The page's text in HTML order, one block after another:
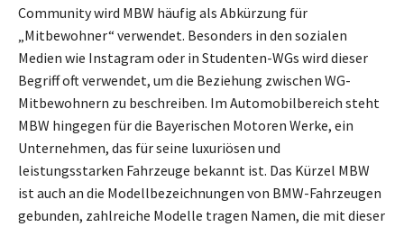
Community wird MBW häufig als Abkürzung für
„Mitbewohner“ verwendet. Besonders in den sozialen
Medien wie Instagram oder in Studenten-WGs wird dieser
Begriff oft verwendet, um die Beziehung zwischen WG-
Mitbewohnern zu beschreiben. Im Automobilbereich steht
MBW hingegen für die Bayerischen Motoren Werke, ein
Unternehmen, das für seine luxuriösen und
leistungsstarken Fahrzeuge bekannt ist. Das Kürzel MBW
ist auch an die Modellbezeichnungen von BMW-Fahrzeugen
gebunden, zahlreiche Modelle tragen Namen, die mit dieser